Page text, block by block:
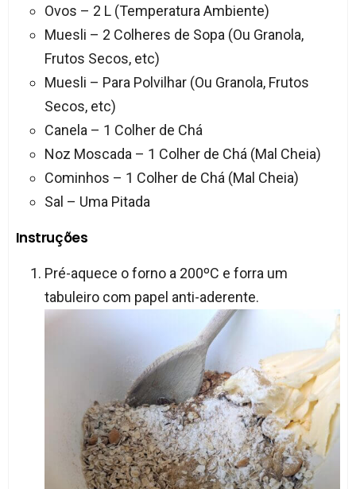
Ovos – 2 L (Temperatura Ambiente)
Muesli – 2 Colheres de Sopa (Ou Granola,
Frutos Secos, etc)
Muesli – Para Polvilhar (Ou Granola, Frutos
Secos, etc)
Canela – 1 Colher de Chá
Noz Moscada – 1 Colher de Chá (Mal Cheia)
Cominhos – 1 Colher de Chá (Mal Cheia)
Sal – Uma Pitada
Instruções
Pré-aquece o forno a 200ºC e forra um
tabuleiro com papel anti-aderente.